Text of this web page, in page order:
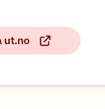
ut.no